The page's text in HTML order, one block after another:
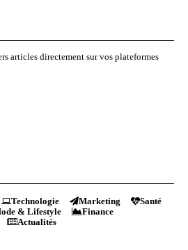
articles directement sur vos plateformes
Technologie Marketing
Santé
& Lifestyle
Finance
Actualités